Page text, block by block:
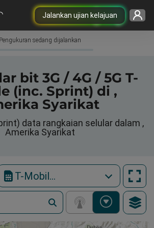
Jalankan ujian kelajuan
Pengukuran sedang dijalankan
bit 3G / 4G / 5G T-
(inc. Sprint) di ,
Syarikat
data rangkaian selular dalam ,
Amerika Syarikat
T-Mobile (inc. Sprint)